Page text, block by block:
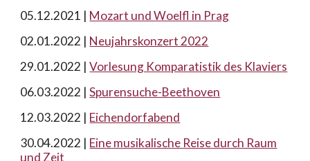
05.12.2021 | Mozart und Woelfl in Prag
02.01.2022 | Neujahrskonzert 2022
29.01.2022 |Vorlesung Komparatistik des Klaviers
06.03.2022 |Spurensuche-Beethoven
12.03.2022 | Eichendorfabend
30.04.2022 | Eine musikalische Reise durch Raum
und Zeit